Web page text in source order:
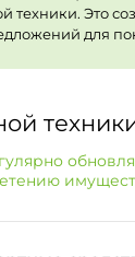
техники. Это
для